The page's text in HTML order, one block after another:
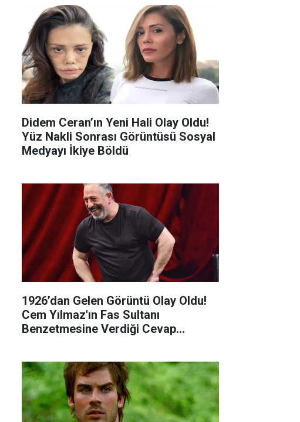
Didem Ceran’ın Yeni Hali Olay Oldu!
Yüz Nakli Sonrası Görüntüsü Sosyal
Medyayı İkiye Böldü
1926’dan Gelen Görüntü Olay Oldu!
Cem Yılmaz'ın Fas Sultanı
Benzetmesine Verdiği Cevap